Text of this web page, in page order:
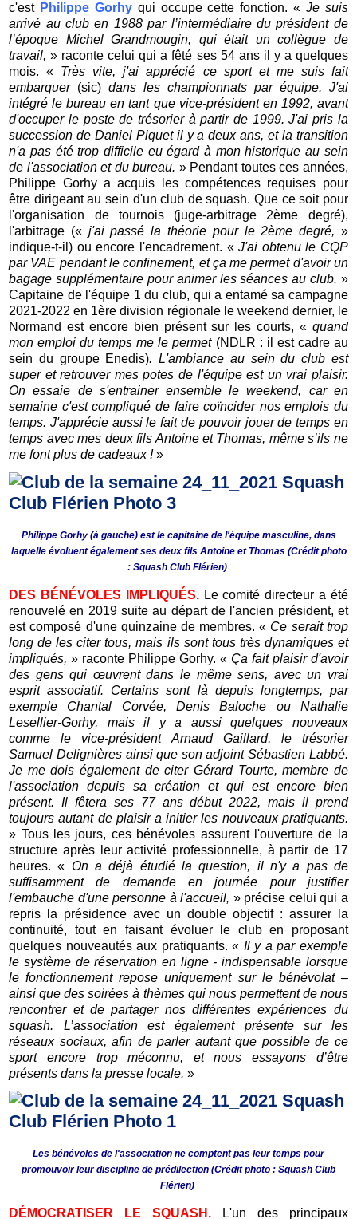
c'est Philippe Gorhyqui occupe cette fonction. « Je suis
arrivé au club en 1988 par l’intermédiaire du président de
l’époque Michel Grandmougin, qui était un collègue de
travail,» raconte celui qui a fêté ses 54 ans il y a quelques
mois. « Très vite, j'ai apprécié ce sport et me suis fait
embarquer(sic)dans les championnats par équipe. J'ai
intégré le bureau en tant que vice-président en 1992, avant
d'occuper le poste de trésorier à partir de 1999. J'ai pris la
succession de Daniel Piquet il y a deux ans, et la transition
n'a pas été trop difficile eu égard à mon historique au sein
de l'association et du bureau. » Pendant toutes ces années,
Philippe Gorhy a acquis les compétences requises pour
être dirigeant au sein d'un club de squash. Que ce soit pour
l'organisation de tournois (juge-arbitrage 2ème degré),
l'arbitrage (« j'ai passé la théorie pour le 2ème degré, »
indique-t-il) ou encore l'encadrement. «J'ai obtenu le CQP
par VAE pendant le confinement, et ça me permet d'avoir un
bagage supplémentaire pour animer les séances au club. »
Capitaine de l'équipe 1 du club, qui a entamé sa campagne
2021-2022 en 1ère division régionale le weekend dernier, le
Normand est encore bien présent sur les courts, « quand
mon emploi du temps me le permet(NDLR : il est cadre au
sein du groupe Enedis). L'ambiance au sein du club est
super et retrouver mes potes de l'équipe est un vrai plaisir.
On essaie de s'entrainer ensemble le weekend, car en
semaine c'est compliqué de faire coïncider nos emplois du
temps. J'apprécie aussi le fait de pouvoir jouer de temps en
temps avec mes deux fils Antoine et Thomas, même s’ils ne
me font plus de cadeaux !»
Philippe Gorhy (à gauche) est le capitaine de l'équipe masculine, dans
laquelle évoluent également ses deux fils Antoine et Thomas (Crédit photo
: Squash Club Flérien)
DES BÉNÉVOLES IMPLIQUÉS. Le comité directeur a été
renouvelé en 2019 suite au départ de l'ancien président, et
est composé d'une quinzaine de membres. « Ce serait trop
long de les citer tous, mais ils sont tous très dynamiques et
impliqués, » raconte Philippe Gorhy. « Ça fait plaisir d'avoir
des gens qui œuvrent dans le même sens, avec un vrai
esprit associatif. Certains sont là depuis longtemps, par
exemple Chantal Corvée, Denis Baloche ou Nathalie
Lesellier-Gorhy, mais il y a aussi quelques nouveaux
comme le vice-président Arnaud Gaillard, le trésorier
Samuel Delignières ainsi que son adjoint Sébastien Labbé.
Je me dois également de citer Gérard Tourte, membre de
l'association depuis sa création et qui est encore bien
présent. Il fêtera ses 77 ans début 2022, mais il prend
toujours autant de plaisir a initier les nouveaux pratiquants.
» Tous les jours, ces bénévoles assurent l'ouverture de la
structure après leur activité professionnelle, à partir de 17
heures. « On a déjà étudié la question, il n'y a pas de
suffisamment de demande en journée pour justifier
l'embauche d'une personne à l'accueil, » précise celui qui a
repris la présidence avec un double objectif : assurer la
continuité, tout en faisant évoluer le club en proposant
quelques nouveautés aux pratiquants. « Il y a par exemple
le système de réservation en ligne - indispensable lorsque
le fonctionnement repose uniquement sur le bénévolat –
ainsi que des soirées à thèmes qui nous permettent de nous
rencontrer et de partager nos différentes expériences du
squash. L’association est également présente sur les
réseaux sociaux, afin de parler autant que possible de ce
sport encore trop méconnu, et nous essayons d’être
présents dans la presse locale. »
Les bénévoles de l'association ne comptent pas leur temps pour
promouvoir leur discipline de prédilection (Crédit photo : Squash Club
Flérien)
D ÉMOCRATISER LE SQUASH . L'un des principaux